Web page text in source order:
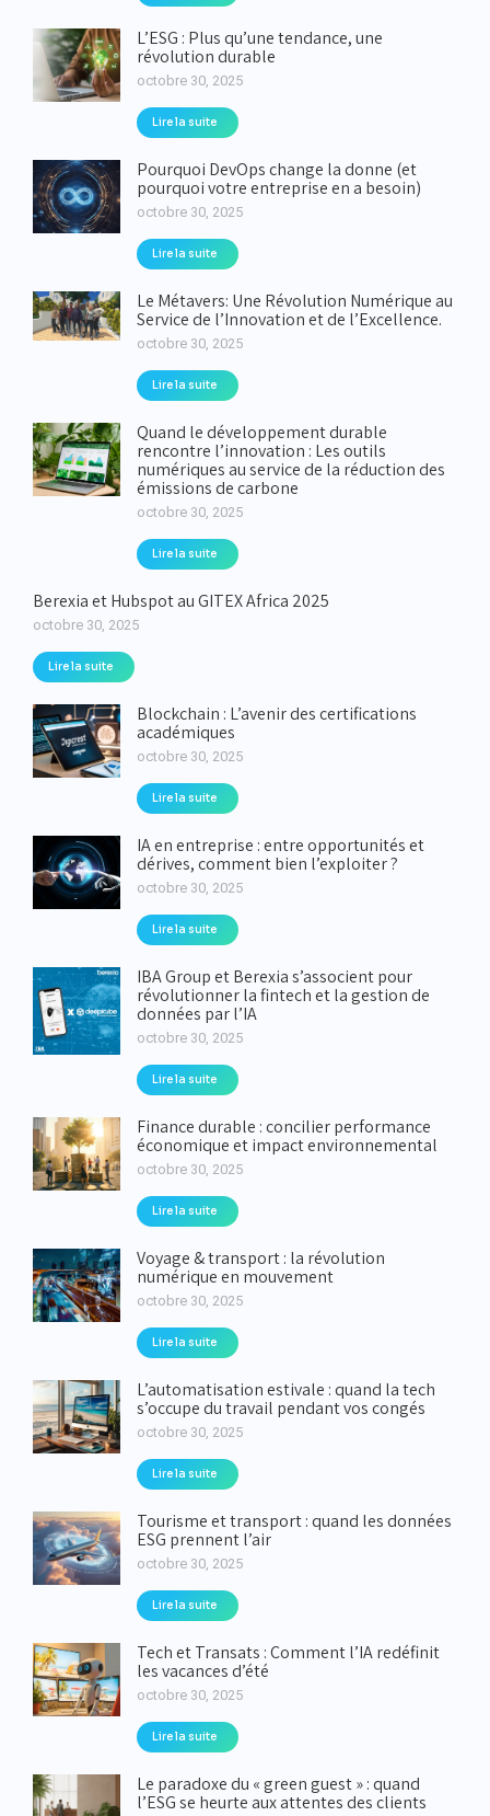
L’ESG : Plus qu’une tendance, une
révolution durable
octobre 30, 2025
Lire la suite
Pourquoi DevOps change la donne (et
pourquoi votre entreprise en a besoin)
octobre 30, 2025
Lire la suite
Le Métavers: Une Révolution Numérique au
Service de l’Innovation et de l’Excellence.
octobre 30, 2025
Lire la suite
Quand le développement durable
rencontre l’innovation : Les outils
numériques au service de la réduction des
émissions de carbone
octobre 30, 2025
Lire la suite
Berexia et Hubspot au GITEX Africa 2025
octobre 30, 2025
Lire la suite
Blockchain : L’avenir des certifications
académiques
octobre 30, 2025
Lire la suite
IA en entreprise : entre opportunités et
dérives, comment bien l’exploiter ?
octobre 30, 2025
Lire la suite
IBA Group et Berexia s’associent pour
révolutionner la fintech et la gestion de
données par l’IA
octobre 30, 2025
Lire la suite
Finance durable : concilier performance
économique et impact environnemental
octobre 30, 2025
Lire la suite
Voyage & transport : la révolution
numérique en mouvement
octobre 30, 2025
Lire la suite
L’automatisation estivale : quand la tech
s’occupe du travail pendant vos congés
octobre 30, 2025
Lire la suite
Tourisme et transport : quand les données
ESG prennent l’air
octobre 30, 2025
Lire la suite
Tech et Transats : Comment l’IA redéfinit
les vacances d’été
octobre 30, 2025
Lire la suite
Le paradoxe du « green guest » : quand
l’ESG se heurte aux attentes des clients